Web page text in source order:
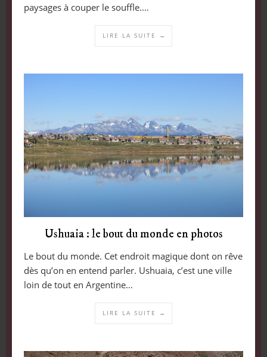
paysages à couper le souffle.…
LIRE LA SUITE →
Ushuaia : le bout du monde en photos
Le bout du monde. Cet endroit magique dont on rêve
dès qu’on en entend parler. Ushuaia, c’est une ville
loin de tout en Argentine…
LIRE LA SUITE →